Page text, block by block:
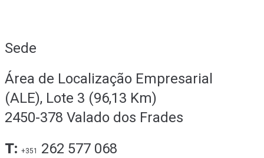
Sede
Área de Localização Empresarial
(ALE), Lote 3 (96,13 Km)
2450-378 Valado dos Frades
T: +351
262 577 068